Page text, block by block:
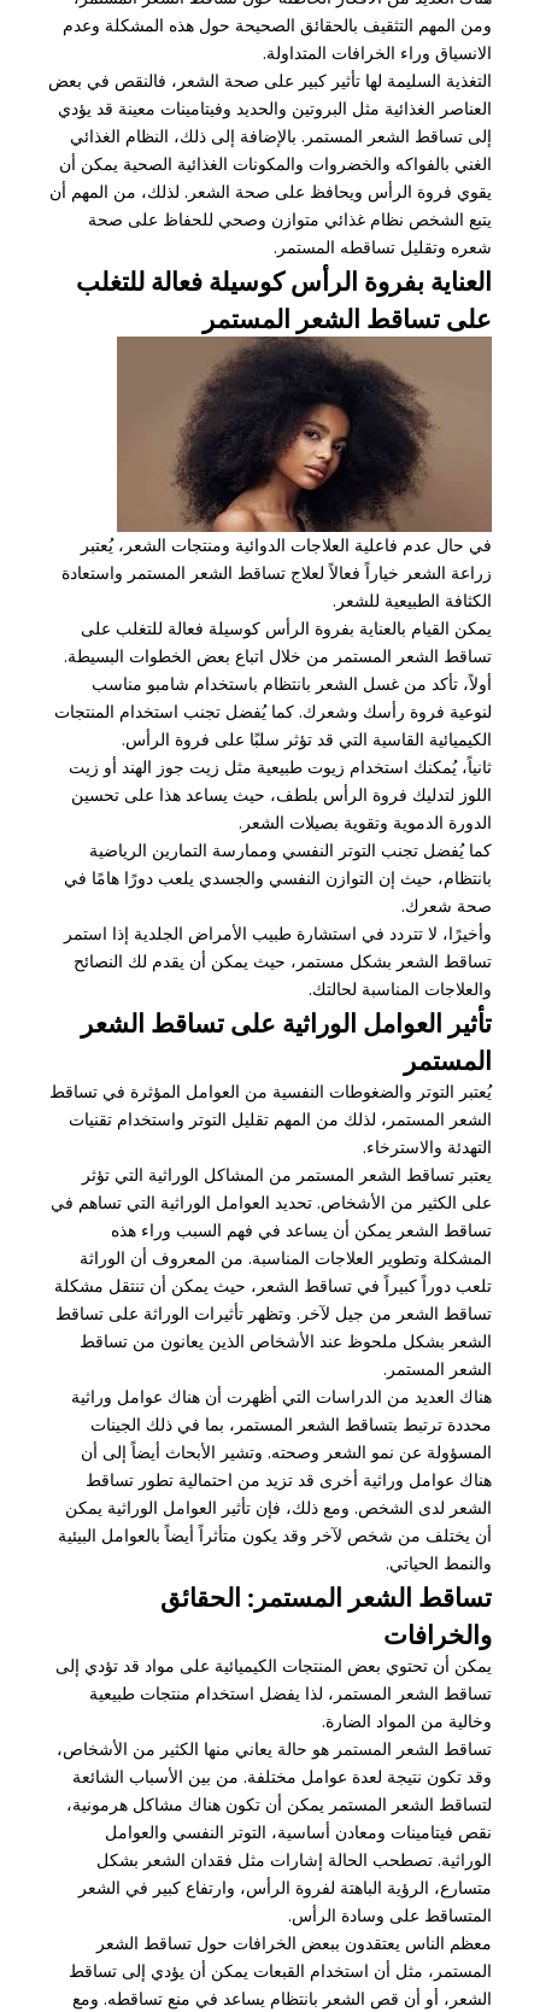
ومن المهم التثقيف بالحقائق الصحيحة حول هذه المشكلة وعدم
الانسياق وراء الخرافات المتداولة.
التغذية السليمة لها تأثير كبير على صحة الشعر، فالنقص في بعض
العناصر الغذائية مثل البروتين والحديد وفيتامينات معينة قد يؤدي
إلى تساقط الشعر المستمر. بالإضافة إلى ذلك، النظام الغذائي
الغني بالفواكه والخضروات والمكونات الغذائية الصحية يمكن أن
يقوي فروة الرأس ويحافظ على صحة الشعر. لذلك، من المهم أن
يتبع الشخص نظام غذائي متوازن وصحي للحفاظ على صحة
شعره وتقليل تساقطه المستمر.
العناية بفروة الرأس كوسيلة فعالة للتغلب
على تساقط الشعر المستمر
في حال عدم فاعلية العلاجات الدوائية ومنتجات الشعر، يُعتبر
زراعة الشعر خياراً فعالاً لعلاج تساقط الشعر المستمر واستعادة
الكثافة الطبيعية للشعر.
يمكن القيام بالعناية بفروة الرأس كوسيلة فعالة للتغلب على
تساقط الشعر المستمر من خلال اتباع بعض الخطوات البسيطة.
أولاً، تأكد من غسل الشعر بانتظام باستخدام شامبو مناسب
لنوعية فروة رأسك وشعرك. كما يُفضل تجنب استخدام المنتجات
الكيميائية القاسية التي قد تؤثر سلبًا على فروة الرأس.
ثانياً، يُمكنك استخدام زيوت طبيعية مثل زيت جوز الهند أو زيت
اللوز لتدليك فروة الرأس بلطف، حيث يساعد هذا على تحسين
الدورة الدموية وتقوية بصيلات الشعر.
كما يُفضل تجنب التوتر النفسي وممارسة التمارين الرياضية
بانتظام، حيث إن التوازن النفسي والجسدي يلعب دورًا هامًا في
صحة شعرك.
وأخيرًا، لا تتردد في استشارة طبيب الأمراض الجلدية إذا استمر
تساقط الشعر بشكل مستمر، حيث يمكن أن يقدم لك النصائح
والعلاجات المناسبة لحالتك.
تأثير العوامل الوراثية على تساقط الشعر
المستمر
يُعتبر التوتر والضغوطات النفسية من العوامل المؤثرة في تساقط
الشعر المستمر، لذلك من المهم تقليل التوتر واستخدام تقنيات
التهدئة والاسترخاء.
يعتبر تساقط الشعر المستمر من المشاكل الوراثية التي تؤثر
على الكثير من الأشخاص. تحديد العوامل الوراثية التي تساهم في
تساقط الشعر يمكن أن يساعد في فهم السبب وراء هذه
المشكلة وتطوير العلاجات المناسبة. من المعروف أن الوراثة
تلعب دوراً كبيراً في تساقط الشعر، حيث يمكن أن تنتقل مشكلة
تساقط الشعر من جيل لآخر. وتظهر تأثيرات الوراثة على تساقط
الشعر بشكل ملحوظ عند الأشخاص الذين يعانون من تساقط
الشعر المستمر.
هناك العديد من الدراسات التي أظهرت أن هناك عوامل وراثية
محددة ترتبط بتساقط الشعر المستمر، بما في ذلك الجينات
المسؤولة عن نمو الشعر وصحته. وتشير الأبحاث أيضاً إلى أن
هناك عوامل وراثية أخرى قد تزيد من احتمالية تطور تساقط
الشعر لدى الشخص. ومع ذلك، فإن تأثير العوامل الوراثية يمكن
أن يختلف من شخص لآخر وقد يكون متأثراً أيضاً بالعوامل البيئية
والنمط الحياتي.
تساقط الشعر المستمر: الحقائق
والخرافات
يمكن أن تحتوي بعض المنتجات الكيميائية على مواد قد تؤدي إلى
تساقط الشعر المستمر، لذا يفضل استخدام منتجات طبيعية
وخالية من المواد الضارة.
تساقط الشعر المستمر هو حالة يعاني منها الكثير من الأشخاص،
وقد تكون نتيجة لعدة عوامل مختلفة. من بين الأسباب الشائعة
لتساقط الشعر المستمر يمكن أن تكون هناك مشاكل هرمونية،
نقص فيتامينات ومعادن أساسية، التوتر النفسي والعوامل
الوراثية. تصطحب الحالة إشارات مثل فقدان الشعر بشكل
متسارع، الرؤية الباهتة لفروة الرأس، وارتفاع كبير في الشعر
المتساقط على وسادة الرأس.
معظم الناس يعتقدون ببعض الخرافات حول تساقط الشعر
المستمر، مثل أن استخدام القبعات يمكن أن يؤدي إلى تساقط
الشعر، أو أن قص الشعر بانتظام يساعد في منع تساقطه. ومع